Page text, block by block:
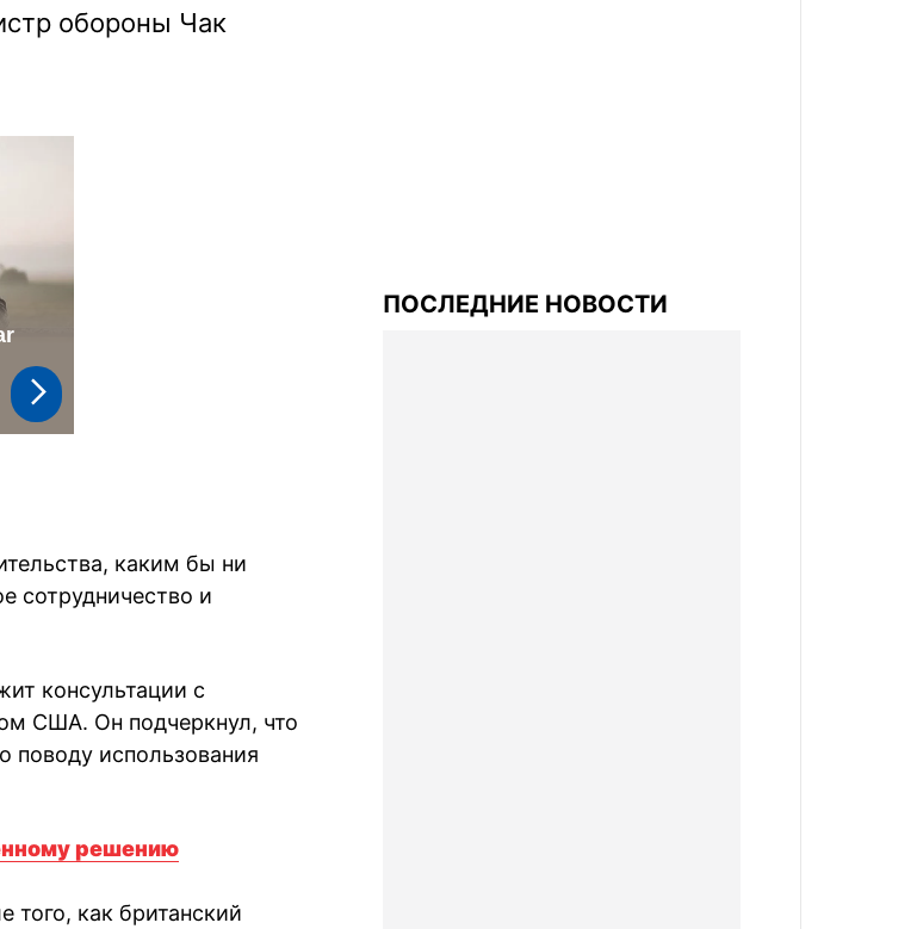
обороны Чак
каким бы ни
сотрудничество и
консультации с
США. Он подчеркнул, что
поводу использования
решению
того, как британский
ПОСЛЕДНИЕ НОВОСТИ